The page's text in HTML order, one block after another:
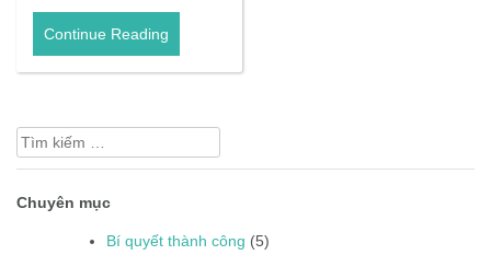
Continue Reading
Tìm
kiếm
Chuyên mục
Bí quyết thành công (5)